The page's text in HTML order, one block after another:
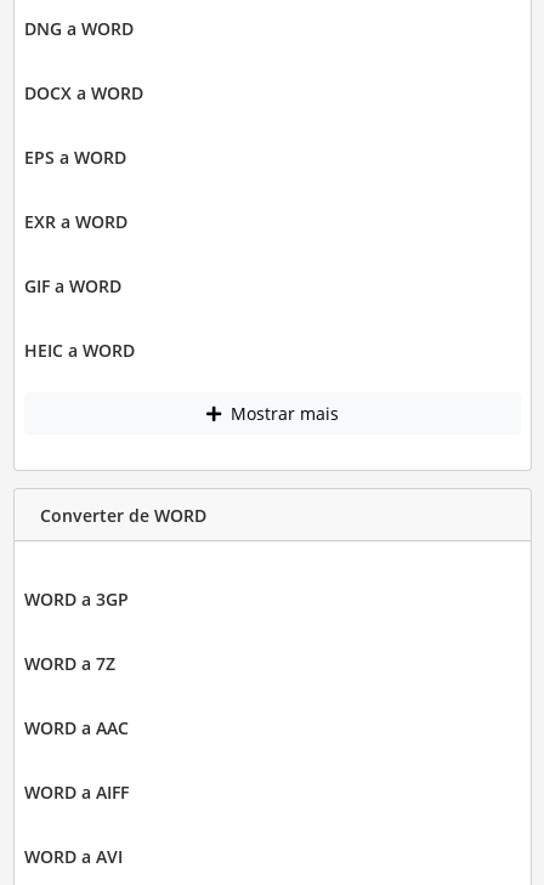
DNG a WORD
DOCX a WORD
EPS a WORD
EXR a WORD
GIF a WORD
HEIC a WORD
Mostrar mais
Converter de WORD
WORD a 3GP
WORD a 7Z
WORD a AAC
WORD a AIFF
WORD a AVI